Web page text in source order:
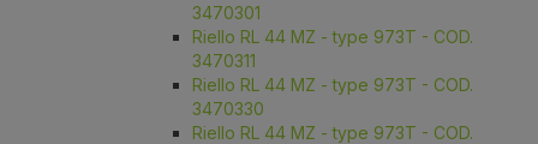
3470301
Riello RL 44 MZ - type 973T - COD.
3470311
Riello RL 44 MZ - type 973T - COD.
3470330
Riello RL 44 MZ - type 973T - COD.